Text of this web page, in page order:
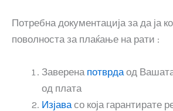
Потребна документација за да ја
поволноста за плаќање на рати :
Заверена потврда од
од плата
Изјава со која гарантирате